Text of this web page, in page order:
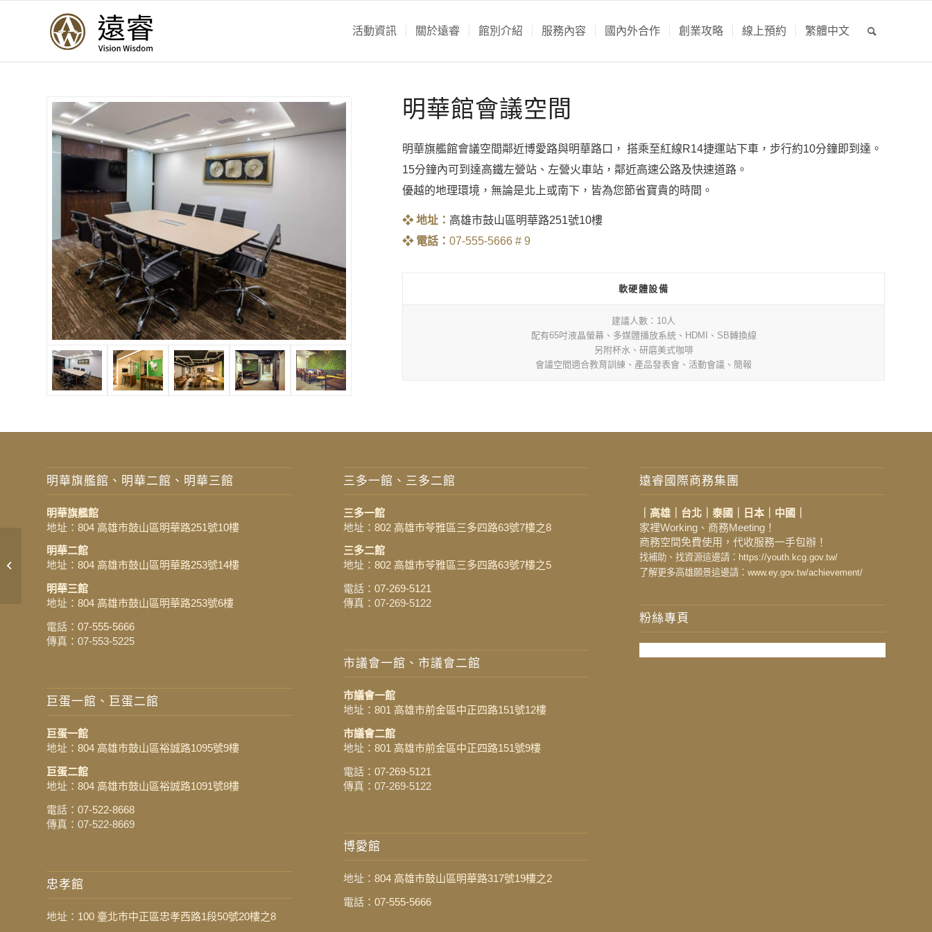
活動資訊 關於遠睿 館別介紹 服務內容 國內外合作 創業攻略 線上預約 繁體中文
明華館會議空間
明華旗艦館會議空間鄰近博愛路與明華路口， 搭乘至紅線R14捷運站下車，步行約10分鐘即到達。
15分鐘內可到達高鐵左營站、左營火車站，鄰近高速公路及快速道路。
優越的地理環境，無論是北上或南下，皆為您節省寶貴的時間。
❖ 地址： 高雄市鼓山區明華路251號10樓​
❖ 電話：07-555-5666 # 9
軟硬體設備
建議人數：10人
配有65吋液晶螢幕、多媒體播放系統、HDMI、SB轉換線
另附杯水、研磨美式咖啡
會議空間適合教育訓練、產品發表會、活動會議、簡報
明華旗艦館、明華二館、明華三館
明華旗艦館
地址： 804 高雄市鼓山區明華路251號10樓
明華二館
地址： 804 高雄市鼓山區明華路253號14樓
明華三館
地址： 804 高雄市鼓山區明華路253號6樓
電話： 07-555-5666
傳真：07-553-5225
巨蛋一館、巨蛋二館
巨蛋一館
地址： 804 高雄市鼓山區裕誠路1095號9樓
巨蛋二館
地址： 804 高雄市鼓山區裕誠路1091號8樓
電話： 07-522-8668
傳真：07-522-8669
忠孝館
地址： 100 臺北市中正區忠孝西路1段50號20樓之8
三多一館、三多二館
三多一館
地址： 802 高雄市苓雅區三多四路63號7樓之8
三多二館
地址： 802 高雄市苓雅區三多四路63號7樓之5
電話： 07-269-5121
傳真：07-269-5122
市議會一館、市議會二館
市議會一館
地址： 801 高雄市前金區中正四路151號12樓
市議會二館
地址： 801 高雄市前金區中正四路151號9樓
電話： 07-269-5121
傳真：07-269-5122
博愛館
地址： 804 高雄市鼓山區明華路317號19樓之2
電話： 07-555-5666
遠睿國際商務集團
｜高雄｜台北｜泰國｜日本｜中國｜
家裡Working、商務Meeting！
商務空間免費使用，代收服務一手包辦！
找補助、找資源這邊請： https://youth.kcg.gov.tw/
了解更多高雄願景這邊請：www.ey.gov.tw/achievement/
粉絲專頁
巨蛋館會議空間